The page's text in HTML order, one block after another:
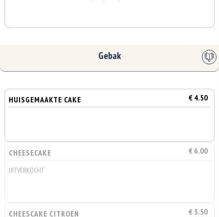
Gebak
HUISGEMAAKTE CAKE € 4.50
CHEESECAKE € 6.00
UITVERKOCHT
CHEESCAKE CITROEN € 3.50